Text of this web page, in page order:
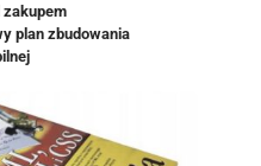
plan zbudowania